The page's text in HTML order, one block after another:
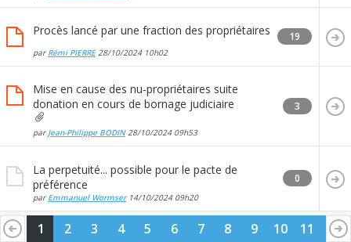
Procès lancé par une fraction des propriétaires
par Rémi PIERRE28/10/2024 10h02
19
Mise en cause des nu-propriétaires suite
donation en cours de bornage judiciaire
par Jean-Philippe BODIN28/10/2024 09h53
3
La perpetuité... possible pour le pacte de
préférence
par Emmanuel Wormser14/10/2024 09h20
0
1 2 3 4 5 6 7 8 9 10 11 12